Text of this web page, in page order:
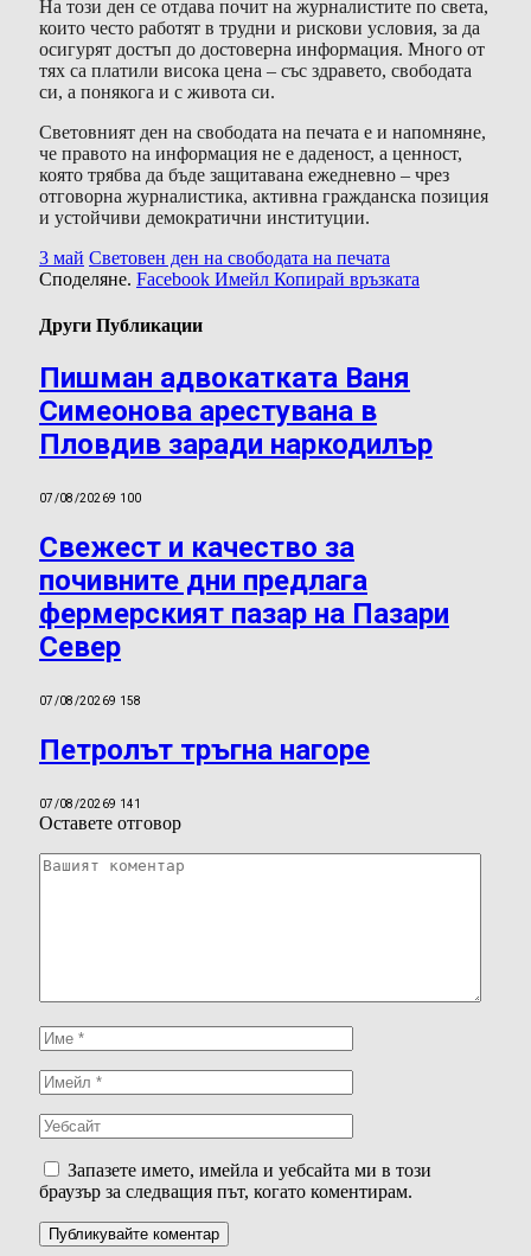
На този ден се отдава почит на журналистите по света,
които често работят в трудни и рискови условия, за да
осигурят достъп до достоверна информация. Много от
тях са платили висока цена – със здравето, свободата
си, а понякога и с живота си.
Световният ден на свободата на печата е и напомняне,
че правото на информация не е даденост, а ценност,
която трябва да бъде защитавана ежедневно – чрез
отговорна журналистика, активна гражданска позиция
и устойчиви демократични институции.
3 май Световен ден на свободата на печата
Споделяне. Facebook Имейл Копирай връзката
Други Публикации
Пишман адвокатката Ваня
Симеонова арестувана в
Пловдив заради наркодилър
07/08/20269 100
Свежест и качество за
почивните дни предлага
фермерският пазар на Пазари
Север
07/08/20269 158
Петролът тръгна нагоре
07/08/20269 141
Оставете отговор
Запазете името, имейла и уебсайта ми в този
браузър за следващия път, когато коментирам.